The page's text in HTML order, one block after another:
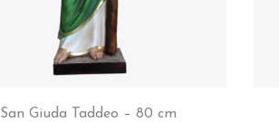
San Giuda Taddeo – 80 cm